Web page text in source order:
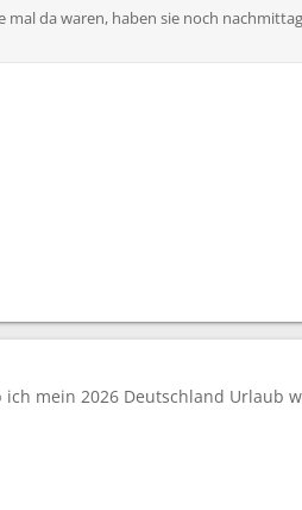
da waren, haben sie noch
mein 2026 Deutschland Urlaub